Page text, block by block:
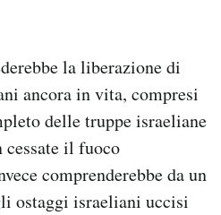
la liberazione di
ancora in vita, compresi
delle truppe israeliane
cessate il fuoco
comprenderebbe da un
ostaggi israeliani uccisi